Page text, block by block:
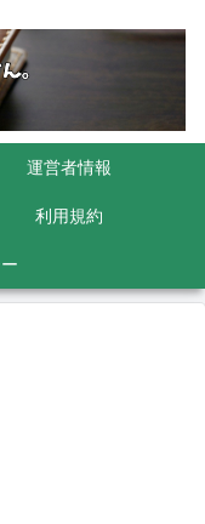
運営者情報
利用規約